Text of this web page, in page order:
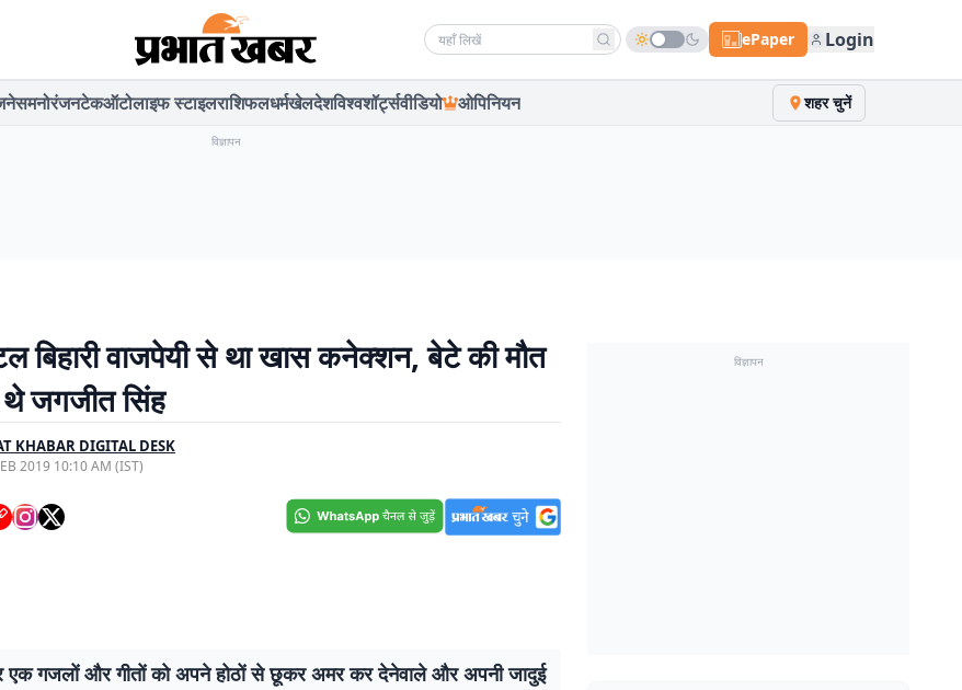
Search news ePaper Login
मनोरंजनटेकऑटोलाइफ स्टाइलराशिफलधर्मखेलदेशविश्वशॉर्ट्सवीडियो ओपिनियन शहर चुनें
विज्ञापन
बिहारी वाजपेयी से था खास कनेक्‍शन, बेटे की मौत
जगजीत सिंह
KHABAR DIGITAL DESK
2019 10:10 AM (IST)
गजलों और गीतों को अपने होठों से छूकर अमर कर देनेवाले और अपनी जादुई
विज्ञापन